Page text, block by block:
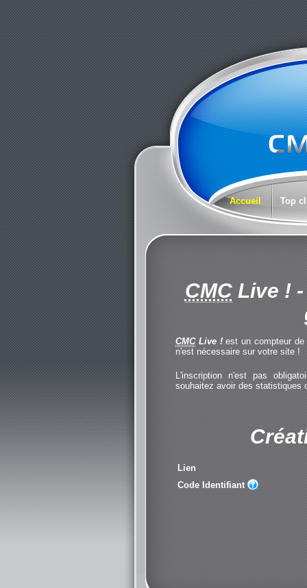
Accueil Top
CMCLive !-
CMCLive !est un compteur de
n'est nécessaire sur votre site !
L'inscription n'est pas
souhaitez avoir des statistiques
Lien
Code Identifiant